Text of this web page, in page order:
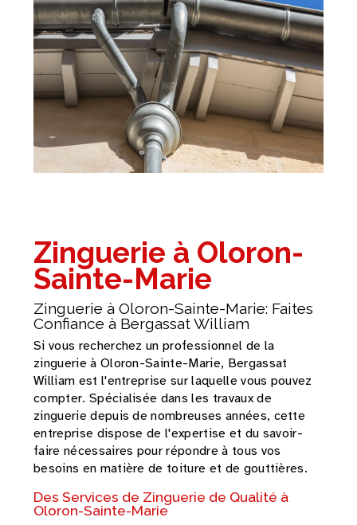
Zinguerie à Oloron-
Sainte-Marie
Zinguerie à Oloron-Sainte-Marie: Faites
Confiance à Bergassat William
Si vous recherchez un professionnel de la
zinguerie à Oloron-Sainte-Marie, Bergassat
William est l'entreprise sur laquelle vous pouvez
compter. Spécialisée dans les travaux de
zinguerie depuis de nombreuses années, cette
entreprise dispose de l'expertise et du savoir-
faire nécessaires pour répondre à tous vos
besoins en matière de toiture et de gouttières.
Des Services de Zinguerie de Qualité à
Oloron-Sainte-Marie